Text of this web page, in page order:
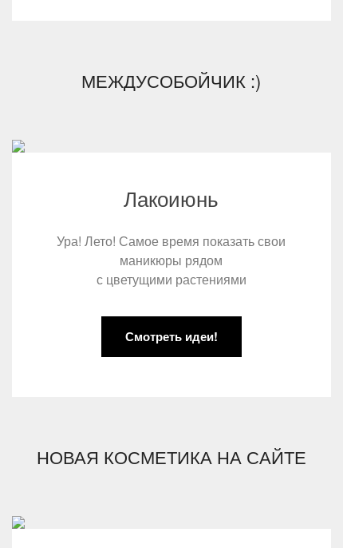
МЕЖДУСОБОЙЧИК :)
Лакоиюнь
Ура! Лето! Самое время показать свои
маникюры рядом
с цветущими растениями
Смотреть идеи!
НОВАЯ КОСМЕТИКА НА САЙТЕ